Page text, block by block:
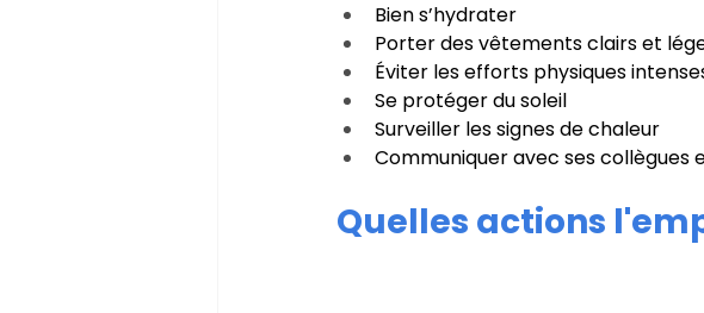
Bien s’hydrater
Porter des vêtements clairs et
Éviter les efforts physiques
Se protéger du soleil
Surveiller les signes de chaleur
Communiquer avec ses collègues
Quelles actions